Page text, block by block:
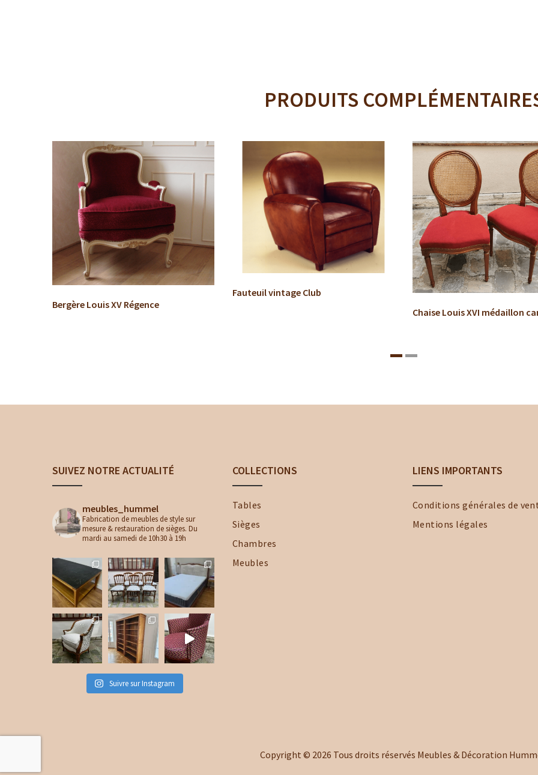
PRODUITS
Bergère Louis XV Régence
Fauteuil vintage Club
Chaise Louis XVI médaillon
SUIVEZ NOTRE ACTUALITÉ
meubles_hummel
Fabrication de meubles de style sur
mesure & restauration de sièges. Du
mardi au samedi de 10h30 à 19h
Suivre sur Instagram
COLLECTIONS
Tables
Sièges
Chambres
Meubles
LIENS IMPORTANTS
Conditions générales de
Mentions légales
Copyright © 2026 Tous droits réservés Meubles & Décoration